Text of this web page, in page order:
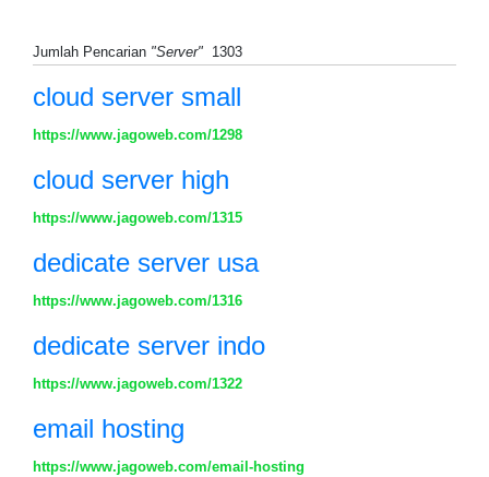
Jumlah Pencarian "Server" 1303
cloud server small
https://www.jagoweb.com/1298
cloud server high
https://www.jagoweb.com/1315
dedicate server usa
https://www.jagoweb.com/1316
dedicate server indo
https://www.jagoweb.com/1322
email hosting
https://www.jagoweb.com/email-hosting